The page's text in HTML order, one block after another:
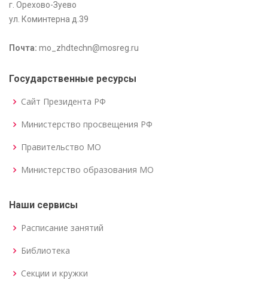
г. Орехово-Зуево
ул. Коминтерна д.39
Почта: mo_zhdtechn@mosreg.ru
Государственные ресурсы
Сайт Президента РФ
Министерство просвещения РФ
Правительство МО
Министерство образования МО
Наши сервисы
Расписание занятий
Библиотека
Секции и кружки